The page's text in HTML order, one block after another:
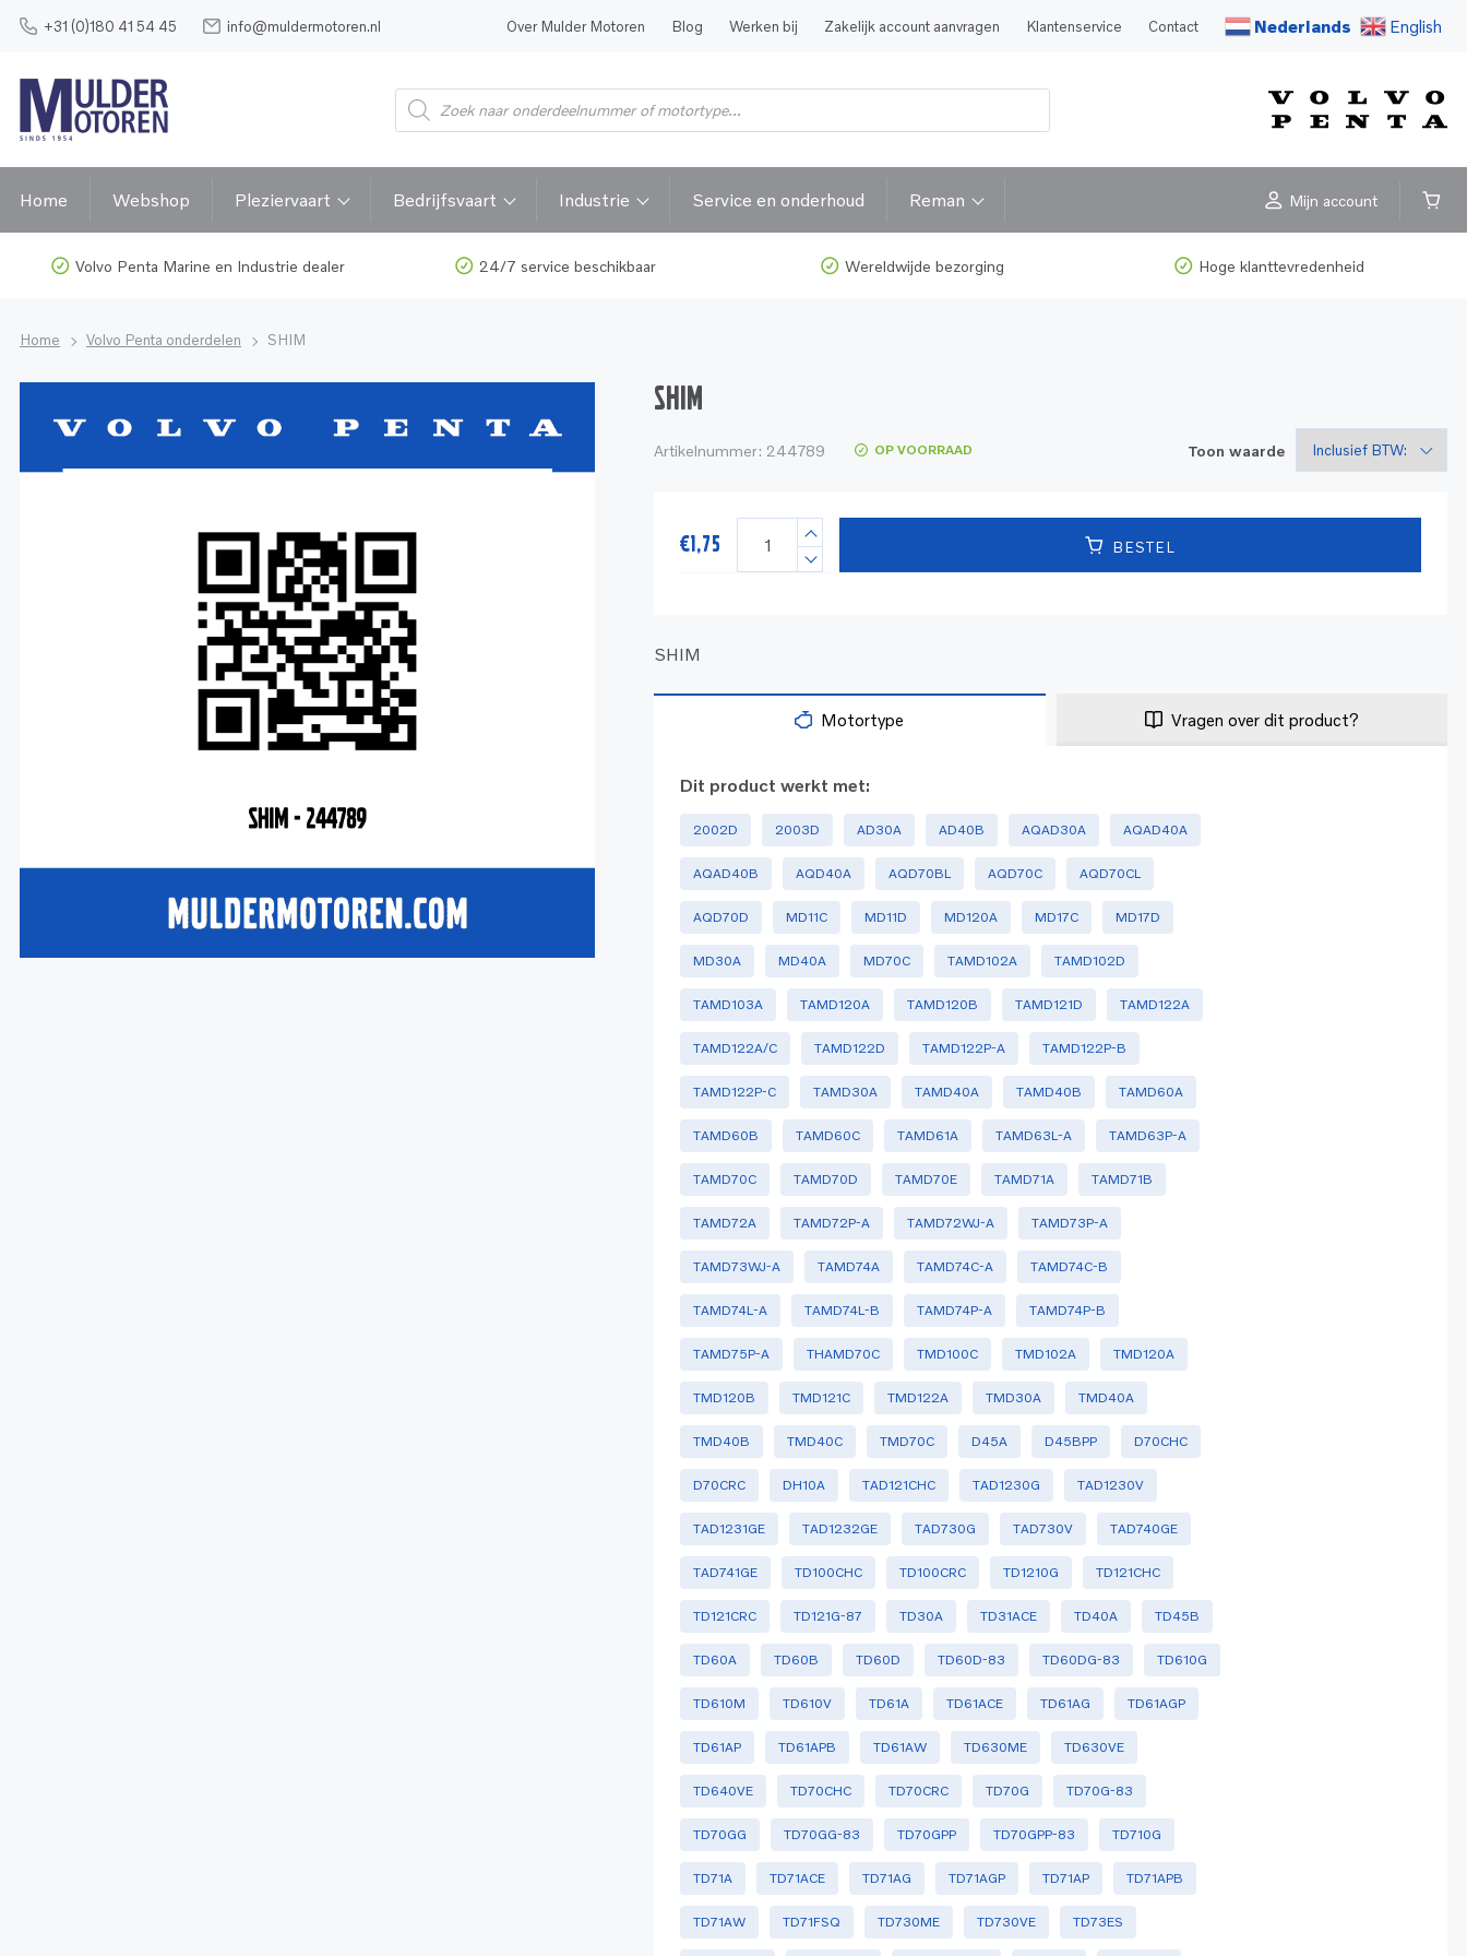
+31 (0)180 41 54 45 info@muldermotoren.nl Over Mulder Motoren Blog Werken bij Zakelijk account aanvragen Klantenservice Contact Nederlands English
Home Webshop Pleziervaart Bedrijfsvaart Industrie Service en onderhoud Reman Mijn account
Volvo Penta Marine en Industrie dealer 24/7 service beschikbaar Wereldwijde bezorging Hoge klanttevredenheid
Home Volvo Penta onderdelen SHIM
SHIM
Artikelnummer: 244789 OP VOORRAAD Toon waarde
€1,75 BESTEL
SHIM
Motortype Vragen over dit product?
Dit product werkt met:
2002D 2003D AD30A AD40B AQAD30A AQAD40A
AQAD40B AQD40A AQD70BL AQD70C AQD70CL
AQD70D MD11C MD11D MD120A MD17C MD17D
MD30A MD40A MD70C TAMD102A TAMD102D
TAMD103A TAMD120A TAMD120B TAMD121D TAMD122A
TAMD122A/C TAMD122D TAMD122P-A TAMD122P-B
TAMD122P-C TAMD30A TAMD40A TAMD40B TAMD60A
TAMD60B TAMD60C TAMD61A TAMD63L-A TAMD63P-A
TAMD70C TAMD70D TAMD70E TAMD71A TAMD71B
TAMD72A TAMD72P-A TAMD72WJ-A TAMD73P-A
TAMD73WJ-A TAMD74A TAMD74C-A TAMD74C-B
TAMD74L-A TAMD74L-B TAMD74P-A TAMD74P-B
TAMD75P-A THAMD70C TMD100C TMD102A TMD120A
TMD120B TMD121C TMD122A TMD30A TMD40A
TMD40B TMD40C TMD70C D45A D45BPP D70CHC
D70CRC DH10A TAD121CHC TAD1230G TAD1230V
TAD1231GE TAD1232GE TAD730G TAD730V TAD740GE
TAD741GE TD100CHC TD100CRC TD1210G TD121CHC
TD121CRC TD121G-87 TD30A TD31ACE TD40A TD45B
TD60A TD60B TD60D TD60D-83 TD60DG-83 TD610G
TD610M TD610V TD61A TD61ACE TD61AG TD61AGP
TD61AP TD61APB TD61AW TD630ME TD630VE
TD640VE TD70CHC TD70CRC TD70G TD70G-83
TD70GG TD70GG-83 TD70GPP TD70GPP-83 TD710G
TD71A TD71ACE TD71AG TD71AGP TD71AP TD71APB
TD71AW TD71FSQ TD730ME TD730VE TD73ES